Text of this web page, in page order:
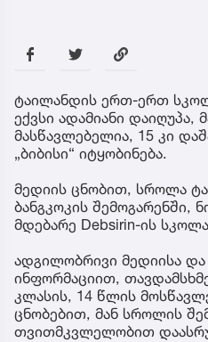
ტაილანდის ერთ-ერთ
ექვსი ადამიანი დაიღუპა,
მასწავლებელია, 15 კი
„ბიბისი“ იტყობინება.
მედიის ცნობით, სროლა
ბანგკოკის შემოგარენში,
მდებარე Debsirin-ის
ადგილობრივი მედიისა
ინფორმაციით,
კლასის, 14 წლის
ცნობებით, მან სროლის
თვითმკვლელობით